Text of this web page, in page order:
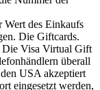
des Einkaufs
Die Giftcards.
Die Visa Virtual Gift
überall
USA akzeptiert
eingesetzt werden,